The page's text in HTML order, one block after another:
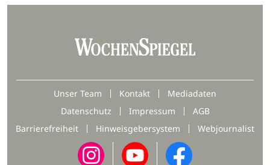
Unser Team Kontakt
Mediadaten
Datenschutz
Impressum
AGB
Barrierefreiheit
Hinweisgebersystem Webjournalist